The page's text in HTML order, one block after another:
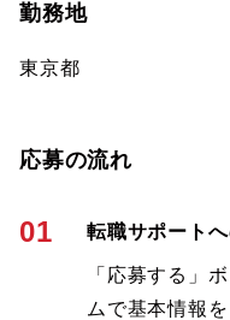
勤務地
東京都
応募の流れ
01 転職サポート
「応募する」
ムで基本情報